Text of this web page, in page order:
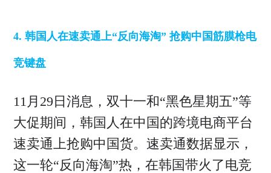
4. 韩国人在速卖通上“反向海淘” 抢购中国筋膜枪电
竞键盘
11月29日消息，双十一和“黑色星期五”等
大促期间，韩国人在中国的跨境电商平台
速卖通上抢购中国货。速卖通数据显示，
这一轮“反向海淘”热，在韩国带火了电竞